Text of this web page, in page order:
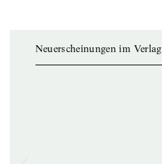
Neuerscheinungen im Verlag